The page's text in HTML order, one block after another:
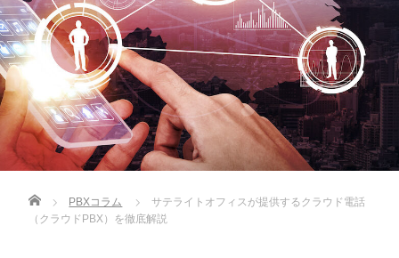
Home PBXコラム
サテライトオフィスが提供するクラウド電話
（クラウドPBX）を徹底解説